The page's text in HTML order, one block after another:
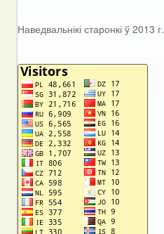
Наведвальнікі старонкі ў 2013 г.